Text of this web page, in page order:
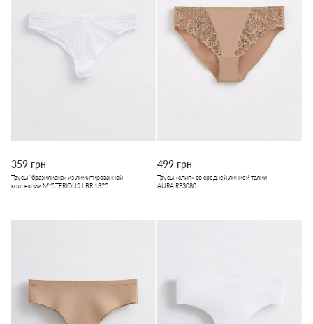
359 грн
Трусы "бразилиана» из лимитированной
коллекции MYSTERIOUS LBR 1322
499 грн
Трусы «слип» со средней линией талии
AURA RP3080